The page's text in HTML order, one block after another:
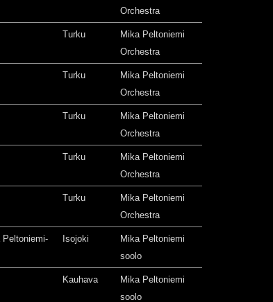
Orchestra
Turku
Mika Peltoniemi
Orchestra
Turku
Mika Peltoniemi
Orchestra
Turku
Mika Peltoniemi
Orchestra
Turku
Mika Peltoniemi
Orchestra
Turku
Mika Peltoniemi
Orchestra
Isojoki
Mika Peltoniemi
soolo
Kauhava
Mika Peltoniemi
soolo